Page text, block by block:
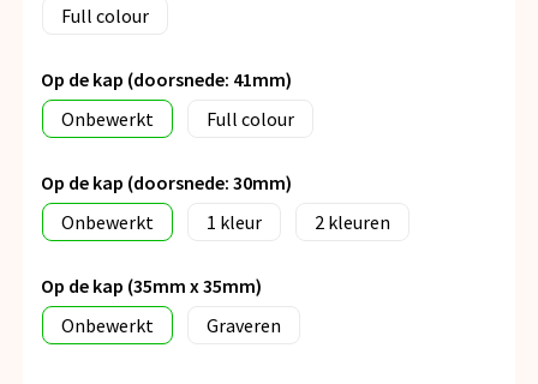
Full colour
Op de kap (doorsnede: 41mm)
Onbewerkt
Full colour
Op de kap (doorsnede: 30mm)
Onbewerkt
1 2
Op de kap (35mm x 35mm)
Onbewerkt
Graveren